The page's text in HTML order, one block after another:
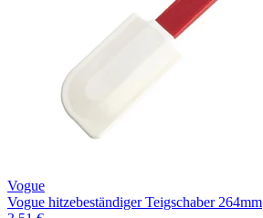
Vogue
Vogue hitzebeständiger Teigschaber 264mm